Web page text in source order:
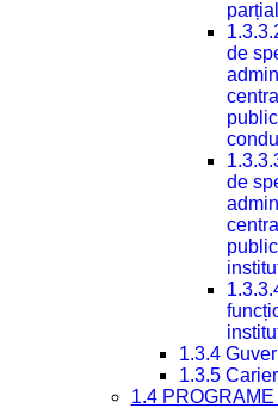
de
de
1.3.4
1.3.5
1.4 PROGRAME